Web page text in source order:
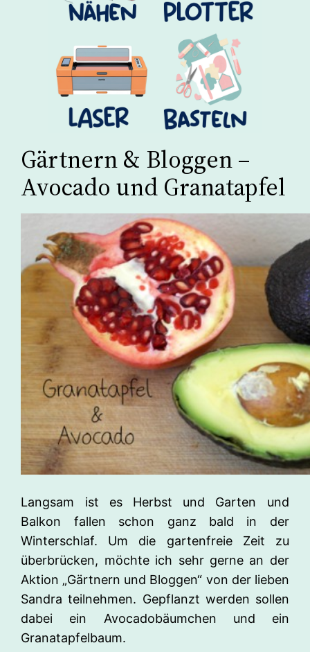
Gärtnern & Bloggen –
Avocado und Granatapfel
Langsam ist es Herbst und Garten und
Balkon fallen schon ganz bald in der
Winterschlaf. Um die gartenfreie Zeit zu
überbrücken, möchte ich sehr gerne an der
Aktion „Gärtnern und Bloggen“ von der lieben
Sandra teilnehmen. Gepflanzt werden sollen
dabei ein Avocadobäumchen und ein
Granatapfelbaum.